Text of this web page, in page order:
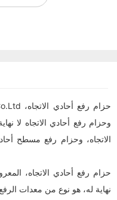
وحزام رفع أحادي الاتجاه لا
الاتجاه، وحزام رفع مسطح
حزام رفع أحادي الاتجاه،
نهاية له، هو نوع من معدات